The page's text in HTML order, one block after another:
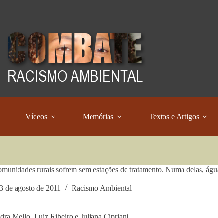
Vídeos Memórias Textos e Artigos
rurais sofrem sem estações de tratamento. Numa delas,
de agosto de 2011 Racismo Ambiental
Mello, Luiz Ribeiro e Juliana Cipriani